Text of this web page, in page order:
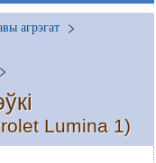
агрэгат
Lumina 1)